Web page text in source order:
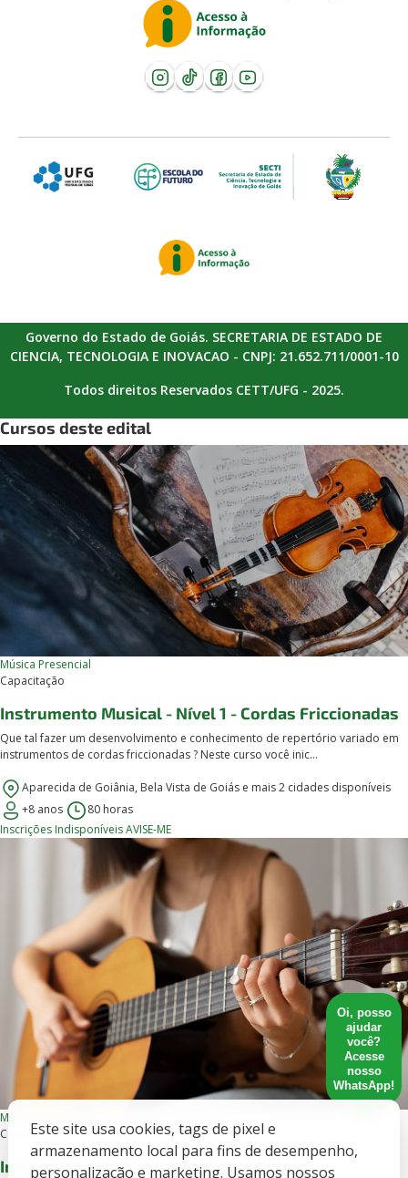
Oi, posso
ajudar
você?
Acesse
nosso
WhatsApp!
Este site usa cookies, tags de pixel e
armazenamento local para fins de desempenho,
personalização e marketing. Usamos nossos
Governo do Estado de Goiás. SECRETARIA DE ESTADO DE
CIENCIA, TECNOLOGIA E INOVACAO - CNPJ: 21.652.711/0001-10
Todos direitos Reservados CETT/UFG - 2025.
Cursos deste edital
Música Presencial
Capacitação
Instrumento Musical - Nível 1 - Cordas Friccionadas
Que tal fazer um desenvolvimento e conhecimento de repertório variado em
instrumentos de cordas friccionadas ? Neste curso você inic...
Aparecida de Goiânia, Bela Vista de Goiás e mais 2 cidades disponíveis
+8 anos
80 horas
Inscrições IndisponíveisAVISE-ME
Música
Capacitação
Instrumento Musical - Nível 1 - Violão